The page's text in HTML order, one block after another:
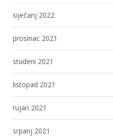
siječanj 2022
prosinac 2021
studeni 2021
listopad 2021
rujan 2021
srpanj 2021